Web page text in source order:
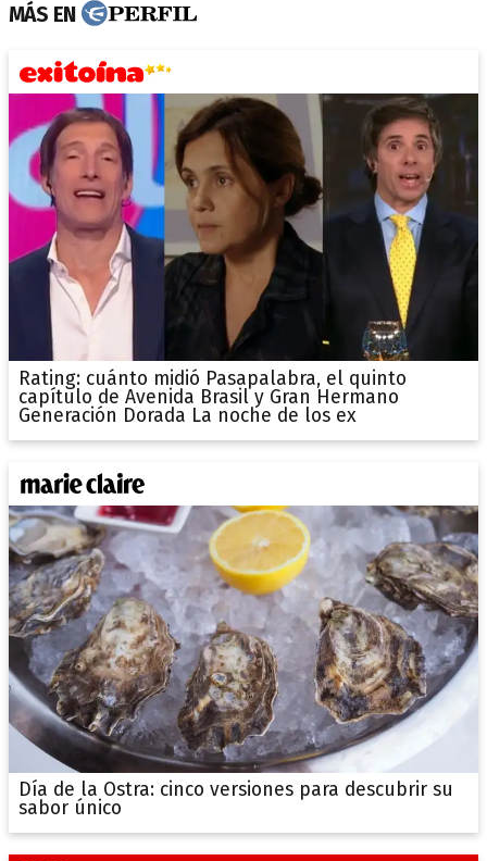
MÁS EN
Rating: cuánto midió Pasapalabra, el quinto
capítulo de Avenida Brasil y Gran Hermano
Generación Dorada La noche de los ex
Día de la Ostra: cinco versiones para descubrir su
sabor único